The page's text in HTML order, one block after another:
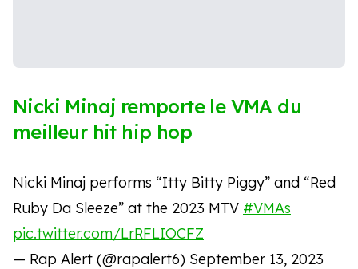
Nicki Minaj remporte le VMA du
meilleur hit hip hop
Nicki Minaj performs “Itty Bitty Piggy” and “Red
Ruby Da Sleeze” at the 2023 MTV #VMAs
pic.twitter.com/LrRFLIOCFZ
— Rap Alert (@rapalert6) September 13, 2023